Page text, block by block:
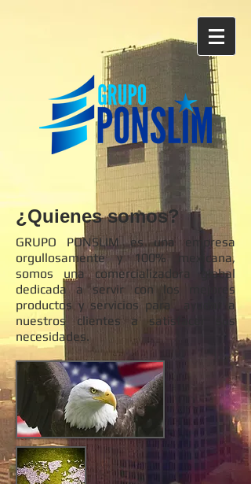
¿Quienes somos?
GRUPO PONSLIM es una empresa
orgullosamente y 100% mexicana,
somos una comercializadora global
dedicada a servir con los mejores
productos y servicios para ayudar a
nuestros clientes a satisfacer sus
necesidades.